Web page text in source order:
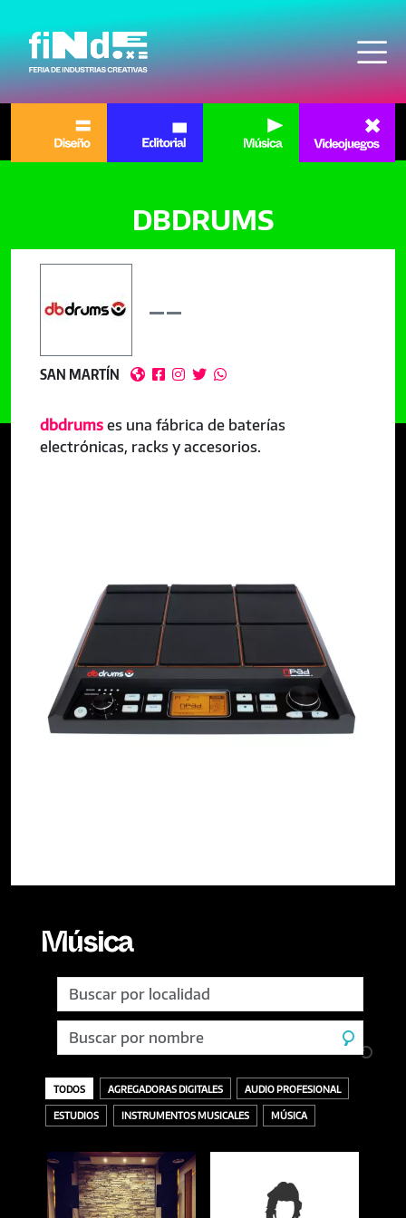
DBDRUMS
SAN MARTÍN     
dbdrums es una fábrica de baterías
electrónicas, racks y accesorios.
Música
TODOS AGREGADORAS DIGITALES AUDIO PROFESIONAL
ESTUDIOS INSTRUMENTOS MUSICALES MÚSICA
SELLOS DISCOGRÁFICOS VINILOS
BANDEJAS Y PÚAS DESCARGA O DIGITAL MASTERING